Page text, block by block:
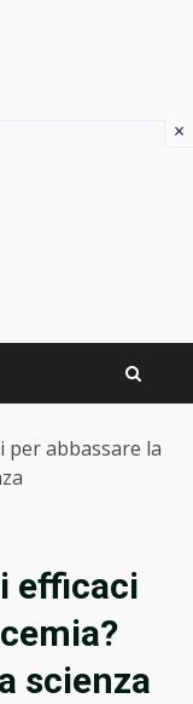
per abbassare la
efficaci
scienza
×